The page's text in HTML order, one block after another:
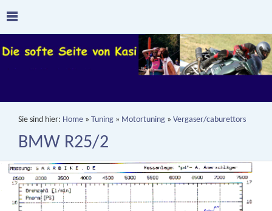
Sie sind hier: Home » Tuning » Motortuning » Vergaser/caburettors
BMW R25/2